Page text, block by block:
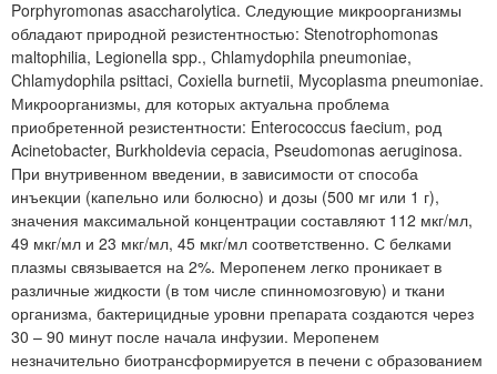
Porphyromonas asaccharolytica. Следующие микроорганизмы
обладают природной резистентностью: Stenotrophomonas
maltophilia, Legionella spp., Chlamydophila pneumoniae,
Chlamydophila psittaci, Coxiella burnetii, Mycoplasma pneumoniae.
Микроорганизмы, для которых актуальна проблема
приобретенной резистентности: Enterococcus faеcium, род
Acinetobacter, Burkholdevia cepacia, Pseudomonas aeruginosa.
При внутривенном введении, в зависимости от способа
инъекции (капельно или болюсно) и дозы (500 мг или 1 г),
значения максимальной концентрации составляют 112 мкг/мл,
49 мкг/мл и 23 мкг/мл, 45 мкг/мл соответственно. С белками
плазмы связывается на 2%. Меропенем легко проникает в
различные жидкости (в том числе спинномозговую) и ткани
организма, бактерицидные уровни препарата создаются через
30 – 90 минут после начала инфузии. Меропенем
незначительно биотрансформируется в печени с образованием